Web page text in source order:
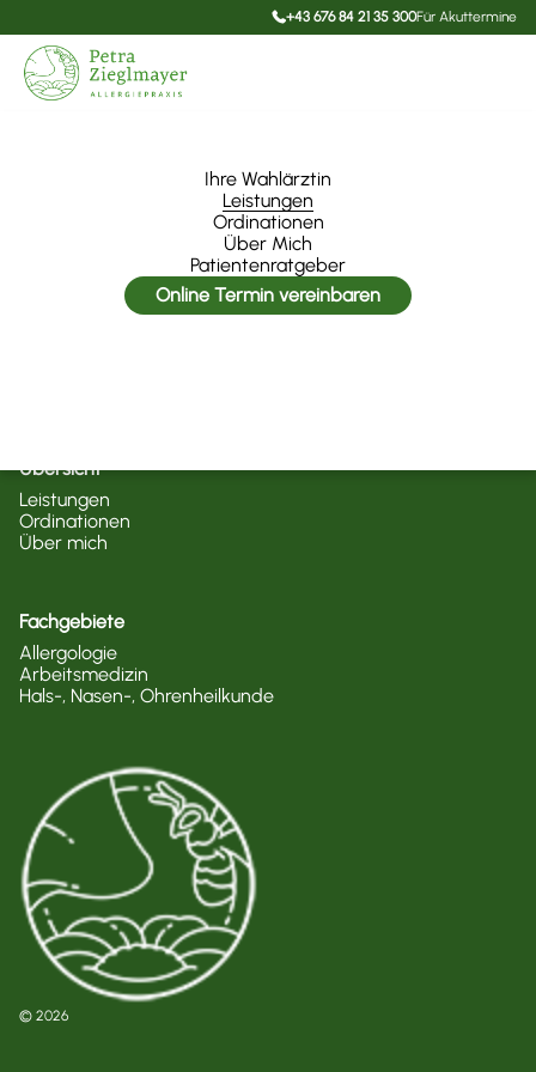
+43 676 84 21 35 300Für Akuttermine
Ihre Wahlärztin
Leistungen
Ordinationen
Über Mich
Patientenratgeber
Online Termin vereinbaren
© 2026
P.D. Dr. Petra Zieglmayer
petra@zieglmayer.at
Übersicht
Leistungen
Ordinationen
Über mich
Fachgebiete
Allergologie
Arbeitsmedizin
Hals-, Nasen-, Ohrenheilkunde